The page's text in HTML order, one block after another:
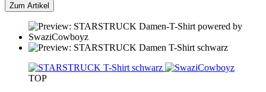
Zum Artikel
TOP